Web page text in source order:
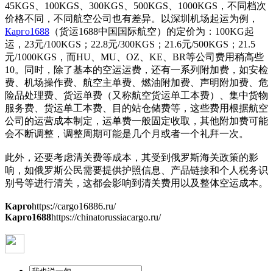
45KGS、100KGS、300KGS、500KGS、1000KGS，不同档次
价格不同，不同航空公司也有差异。以深圳机场起运为例，
Карго1688 （货运1688中国国际航空）的定价为：100KG起
运，23元/100KGS；22.8元/300KGS；21.6元/500KGS；21.5
元/1000KGS，而HU、MU、OZ、KE、BR等公司费用稍高些
10。同时，除了基本的空运运费，还有一系列附加费，如安检
费、机场操作费、航空主单费、燃油附加费、声明附加费、危
险品处理费、货运单费（又称航空货运单工本费）、集中货物
服务费、货运单工本费、目的站仓储费等，这些费用根据航空
公司的运营成本制定，运单费一般固定收取，其他附加费可能
会不断调整，调整周期可能是几个月或者一个礼拜一次。
此外，还要考虑清关费等成本，其受到俄罗斯海关政策的影
响，如俄罗斯公民需要提供护照信息、产品链接和个人税务识
别号等进行清关，这都会影响到清关费用以及整体空运成本。
Каргоhttps://cargo16886.ru/
Карго1688https://chinatorussiacargo.ru/